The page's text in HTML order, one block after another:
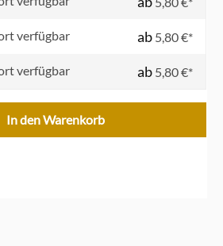
verfügbar ab 5,80 €*
verfügbar ab 5,80 €*
In den Warenkorb